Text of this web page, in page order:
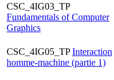
CSC_4IG03_TP
Fundamentals of Computer
Graphics
CSC_4IG05_TP Interaction
homme-machine (partie 1)